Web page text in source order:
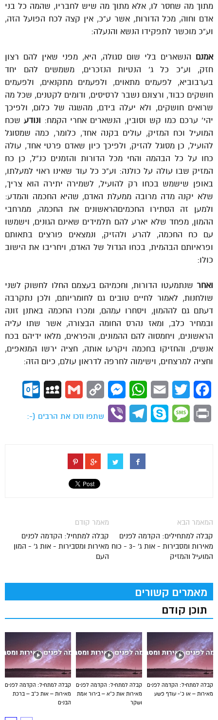
מתוך מה שחסר לו, אלא מתוך מה שיש לחבריו, שהמה כל בני
אדם וחוה, מכל הדורות, אשר ע”כ, אין קצה לכח הפועל הזה,
וע”כ מוכשר לתפקידו הנשא והנעלה:
אמנם הנשארים בלי שום סגולה, היא, מפני שאין להם רצון
חזק, וע”כ כל ג’ הנטיות הנזכרים, משמשים להם יחד
בערבוביא, לפעמים מתאוים, ולפעמים מתקנאים, ולפעמים
חושקים כבוד, ורצונם נשבר לרסיסים, ודומים לקטנים, שכל מה
שרואים חושקים, ולא יעלה בידם, מהשגה של כלום, ולפיכך
יהי’ ערכם כמו קש וסובין, הנשארים אחרי הקמח: ונודעשכח
המועיל וכח המזיק, עולים בקנה אחד, כלומר, כמה שמסוגל
להועיל, כן מסוגל להזיק, ולפיכך כיון שאדם פרטי אחד, עולה
כחו על כל הבהמה והחי מכל הדורות והזמנים כנ”ל, כן כח
המזיק שבו עולה על כולנה: וע”כ כל עוד שאינו ראוי למעלתו,
באופן שישמש בכחו רק להועיל, לשמירה יתירה הוא צריך,
שלא יקנה מדה מרובה ממעלת האדם, שהיא החכמה והמדע:
ולמען זה הסתירו החכמיםהראשונים את החכמה, ממרחבי
ההמון, מפחד שלא יארע להם תלמידים שאינם הגונים, וישמשו
עם כח החכמה, להרע ולהזיק, ונמצאים פורצים בתאותם
ופראיותם הבהמית, בכחו הגדול של האדם, ויחריבו את הישוב
כולו:
ואחר שנתמעטו הדורות, וחכמיהם בעצמם החלו לחשוק לשני
שולחנות, לאמור לחיים טובים גם לחומריותם, ולכן נתקרבה
דעתם גם לההמון, ויסחרו עמהם, ומכרו החכמה באתנן זונה
ובמחיר כלב, ומאז נהרס החומה הבצורה, אשר שתו עליה
הראשונים, ויחמסוה להם ההמונים, והפראים, מלאו ידיהם בכח
אנשים, והחזיקו בחכמה ויקרעו אותה, חציה ירשו המנאפים,
וחציה למרצחים, וישימוה לחרפה לדראון עולם, כיום הזה:
Facebook
Twitter
Email
WhatsApp
Messenger
Copy
Gmail
MySpace
Print
Message
Skype
Telegram
Viber
שתפו וזכו את הרבים (-:
מאמר קודם
קבלה למתחיל: הקדמה לפנים
מאירות ומסבירות - אות ג' - המון
העם
המאמר הבא
קבלה למתחילים: הקדמה לפנים
מאירות ומסבירות - אות ג' -3 - כוח
המועיל והמזיק
מאמרים קשורים
תוכן קודם
קבלה למתחיל: הקדמה לפנים
מאירות – אות כ"ב – ברכת
הבנים
קבלה למתחיל: הקדמה לפנים
מאירות אות כ"א – בירור אמת
ושקר
קבלה למתחיל: הקדמה לפנים
מאירות – או כ’- עודף פשע